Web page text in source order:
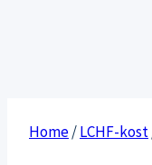
Home/LCHF-kost